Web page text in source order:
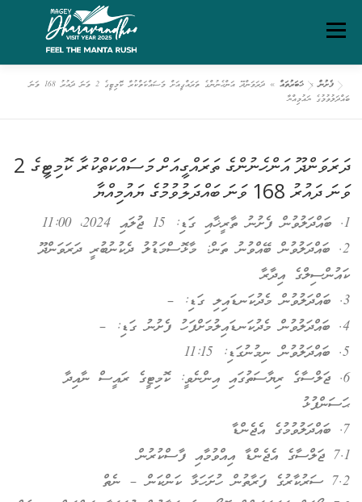
content
Menu
ގަވާއިދުތަކާއި އުސޫލުތައް
ސަރވިސް ޗާޓަރ ޑައުންލޯޑްސް ރިޕޯޓްތައް ފެށުން
ފެށުން» ޚަބަރުތައް »
ދަރަވަންދޫ އަންހެނުންގެ ތަރައްގީއަށް މަސައްކަތްކުރާ ކޮމިޓީގެ 2 ވަނަ ދައުރު 168 ވަނަ
ބައްދަލުވުމުގެ ޔައުމިއްޔާ
ދަރަވަންދޫ އަންހެނުންގެ ތަރައްގީއަށް މަސައްކަތްކުރާ ކޮމިޓީގެ 2
ވަނަ ދައުރު 168 ވަނަ ބައްދަލުވުމުގެ ޔައުމިއްޔާ
1. ބައްދަލުވުން ފެށުނު ތާރީޚާއި ގަޑި: 15 ޖުލައި 2024، 11:00
2. ބައްދަލުވުން ބޭއްވުނު ތަން: މާޅޮސްމަޑުލު ދެކުނުބުރީ ދަރަވަންދޫ
ކައުންސިލްގެ އިދާރާ
3. ބައްދަލުވުން މެދުކަނޑައިލި ގަޑި: –
4. ބައްދަލުވުން މެދުކަނޑައިލުމަށްފަހު ފެށުނު ގަޑި: –
5. ބައްދަލުވުން ނިމުނުގަޑި: 11:15
6. ޖަލްސާގެ ރިޔާސަތުގައި އިންނެވީ: ކޮމިޓީގެ ރައީސް ނާއިދާ
ޙަސަންފުޅު
7. ބައްދަލުވުމުގެ އެޖެންޑާ
7.1 ޖަލްސާގެ އެޖެންޑާ އިއްވުމާއި ފާސްކުރުން
7.2 ސަރުކާރުގެ ފަރާތުން ހުށަހަޅާ ކަންކަން – ނެތް